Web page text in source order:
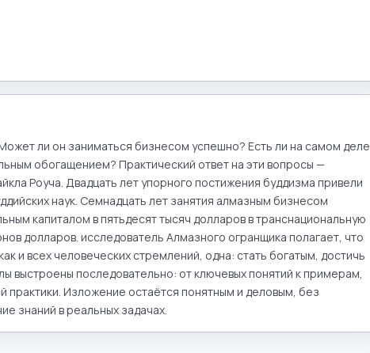
ли он заниматься бизнесом успешно? Есть ли на самом деле
обогащением? Практический ответ на эти вопросы —
Роуча. Двадцать лет упорного постижения буддизма привели
наук. Семнадцать лет занятия алмазным бизнесом
капиталом в пятьдесят тысяч долларов в транснациональную
долларов. исследователь Алмазного огранщика полагает, что
и всех человеческих стремлений, одна: стать богатым, достичь
выстроены последовательно: от ключевых понятий к примерам,
Изложение остаётся понятным и деловым, без
знаний в реальных задачах.